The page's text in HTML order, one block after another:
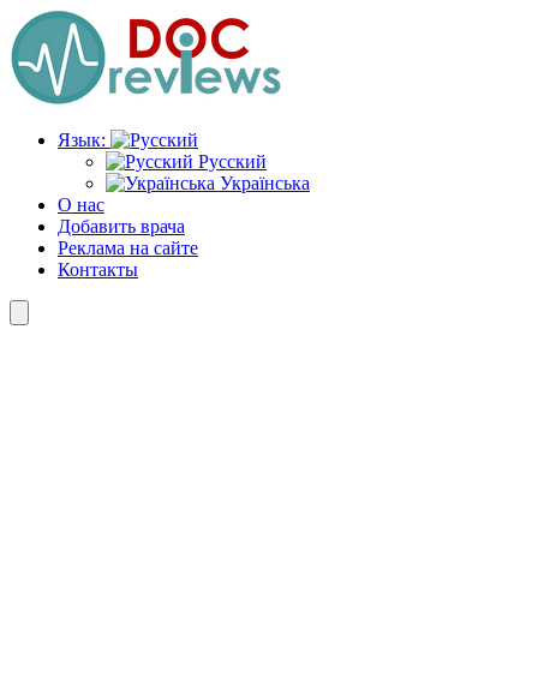
Перейти
к
содержимому
Язык:
Русский
Українська
О нас
Добавить врача
Реклама на сайте
Контакты